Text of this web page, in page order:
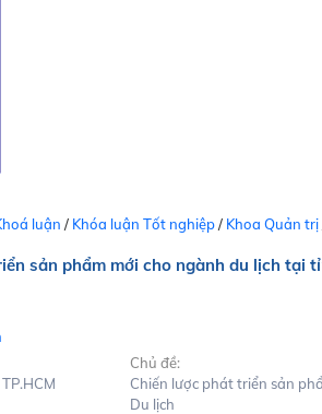
luận / Khóa luận Tốt nghiệp/ Khoa Quản trị
sản phẩm mới cho ngành du lịch tại
Chủ đề:
Chiến lược phát triển sản
Du lịch